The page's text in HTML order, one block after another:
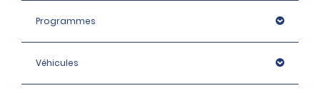
Programmes
Véhicules